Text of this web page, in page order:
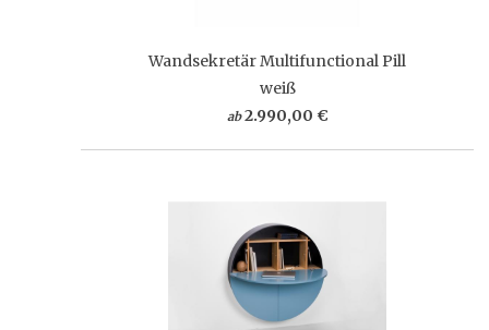
Wandsekretär Multifunctional Pill
weiß
ab 2.990,00 €